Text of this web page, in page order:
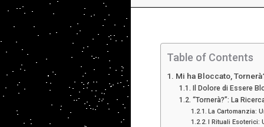
Table of Contents
Mi ha Bloccato,
Il Dolore di Essere
“Tornerà?”: La
La Cartomanzia:
I Rituali Esoterici: